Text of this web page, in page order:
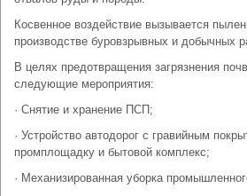
Косвенное воздействие вызывается
производстве буровзрывных и добычных
В целях предотвращения загрязнения
следующие мероприятия:
· Снятие и хранение ПСП;
· Устройство автодорог с гравийным
промплощадку и бытовой комплекс;
· Механизированная уборка